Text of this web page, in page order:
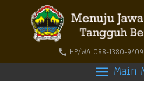
HP/WA 088-1380-9409
Main